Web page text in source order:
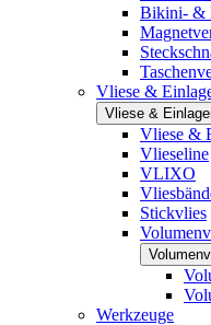
Bikini- &
Vliese &
Vliese &
Vliese &
Vlieseline
VLIXO
Stickvlies
Werkzeuge